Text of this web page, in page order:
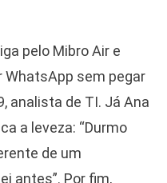
pelo Mibro Air e
WhatsApp sem pegar
analista de TI. Já Ana
a leveza: “Durmo
de um
antes”. Por fim,